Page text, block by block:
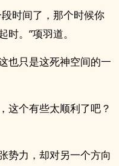
时间了，那个时候你
。”项羽道。
也只是这死神空间的一
这个有些太顺利了吧？
势力，却对另一个方向